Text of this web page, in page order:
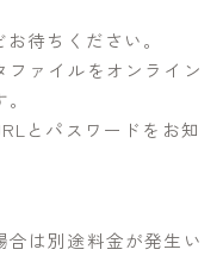
待ちください。
ァイルをオンライン
とパスワードをお知
合は別途料金が発生い